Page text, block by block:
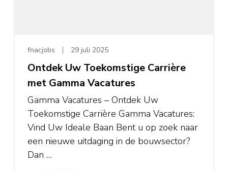
fnacjobs 29 juli 2025
Ontdek Uw Toekomstige Carrière
met Gamma Vacatures
Gamma Vacatures – Ontdek Uw
Toekomstige Carrière Gamma Vacatures:
Vind Uw Ideale Baan Bent u op zoek naar
een nieuwe uitdaging in de bouwsector?
Dan …